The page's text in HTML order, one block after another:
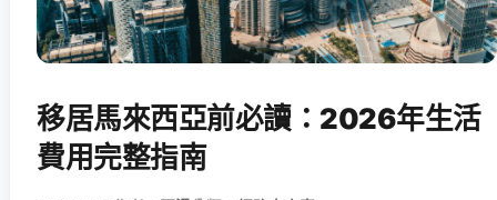
移居馬來西亞前必讀：2026年生活
費用完整指南